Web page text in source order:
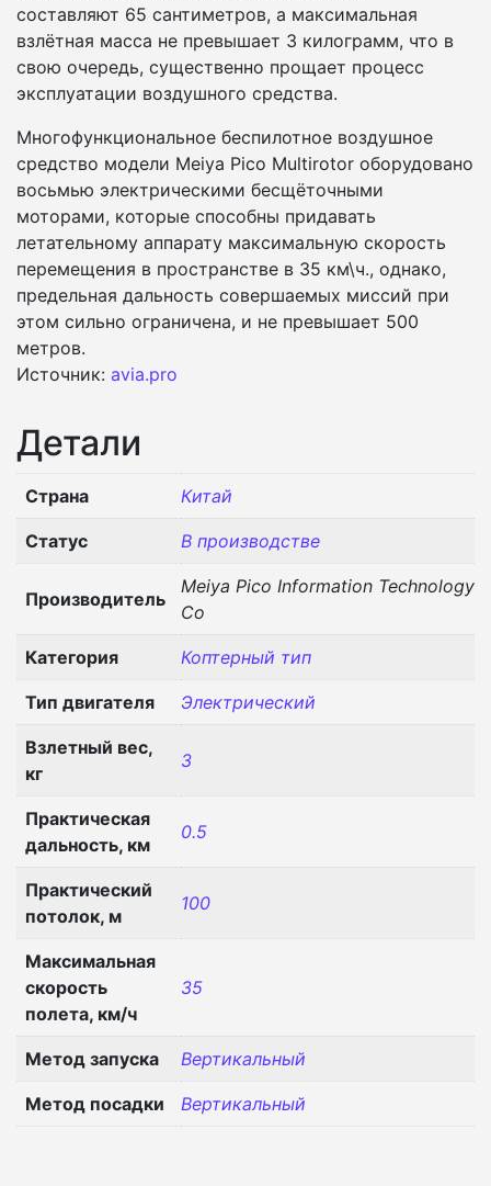
составляют 65 сантиметров, а максимальная
взлётная масса не превышает 3 килограмм, что в
свою очередь, существенно прощает процесс
эксплуатации воздушного средства.
Многофункциональное беспилотное воздушное
средство модели Meiya Pico Multirotor оборудовано
восьмью электрическими бесщёточными
моторами, которые способны придавать
летательному аппарату максимальную скорость
перемещения в пространстве в 35 км\ч., однако,
предельная дальность совершаемых миссий при
этом сильно ограничена, и не превышает 500
метров.
Источник: avia.pro
Детали
Страна Китай
Статус В производстве
Производитель
Meiya Pico Information Technology
Co
Категория Коптерный тип
Тип двигателя Электрический
Взлетный вес,
кг
3
Практическая
дальность, км
0.5
Практический
потолок, м
100
Максимальная
скорость
полета, км/ч
35
Метод запуска Вертикальный
Метод посадки Вертикальный